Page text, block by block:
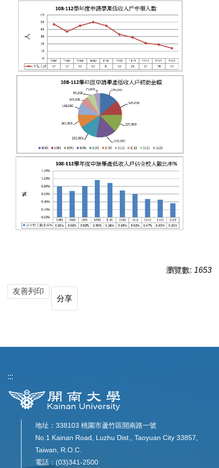
瀏覽數: 1653
友善列印
分享
:::
地址：338103 桃園市蘆竹區開南路一號
No.1 Kainan Road, Luzhu Dist., Taoyuan City 33857,
Taiwan, R.O.C.
電話：(03)341-2500